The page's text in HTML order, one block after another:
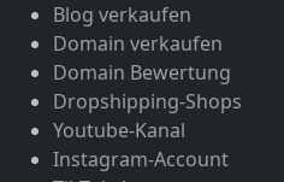
Blog verkaufen
Domain verkaufen
Domain Bewertung
Dropshipping-Shops
Youtube-Kanal
Instagram-Account